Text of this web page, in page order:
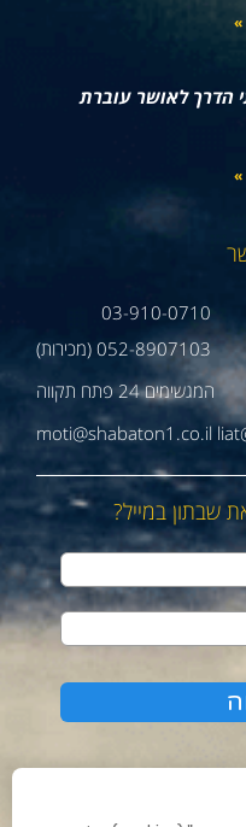
»
הדרך לאושר עוברת
»
03-910-0710
052-8907103 (מכירות)
moti@shabaton1.co.il
שבתון במייל?